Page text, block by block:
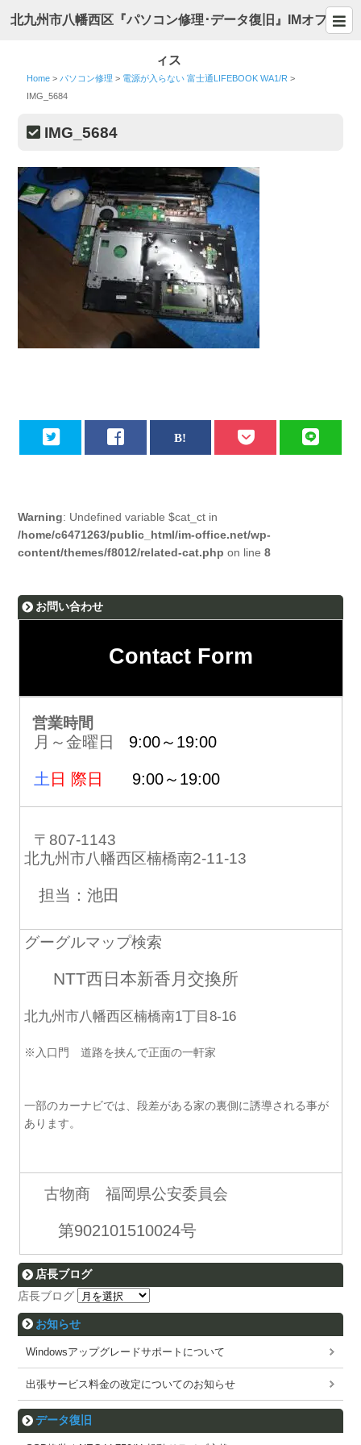
北九州市八幡西区『パソコン修理･データ復旧』IMオフ
ィス
Home > パソコン修理 > 電源が入らない 富士通LIFEBOOK WA1/R >
IMG_5684
IMG_5684
Warning: Undefined variable $cat_ct in
/home/c6471263/public_html/im-office.net/wp-
content/themes/f8012/related-cat.php on line8
お問い合わせ
Contact Form
営業時間
月～金曜日 9:00～19:00
土 日 際日 9:00～19:00
〒807-1143
北九州市八幡西区楠橋南2-11-13
担当：池田
グーグルマップ検索
NTT西日本新香月交換所
北九州市八幡西区楠橋南1丁目8-16
※入口門 道路を挟んで正面の一軒家
一部のカーナビでは、段差がある家の裏側に誘導される事が
あります。
古物商 福岡県公安委員会
第902101510024号
店長ブログ
店長ブログ
お知らせ
Windowsアップグレードサポートについて
出張サービス料金の改定についてのお知らせ
データ復旧